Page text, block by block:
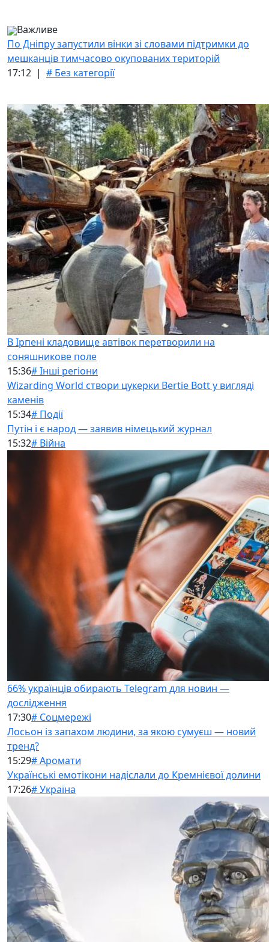
Важливе
По Дніпру запустили вінки зі словами підтримки до
мешканців тимчасово окупованих територій
17:12 | # Без категорії
В Ірпені кладовище автівок перетворили на
соняшникове поле
15:36# Інші регіони
Wizarding World створи цукерки Bertie Bott у вигляді
каменів
15:34# Події
Путін і є народ — заявив німецький журнал
15:32# Війна
66% українців обирають Telegram для новин —
дослідження
17:30# Соцмережі
Лосьон із запахом людини, за якою сумуєш — новий
тренд?
15:29# Аромати
Українські емотікони надіслали до Кремнієвої долини
17:26# Україна